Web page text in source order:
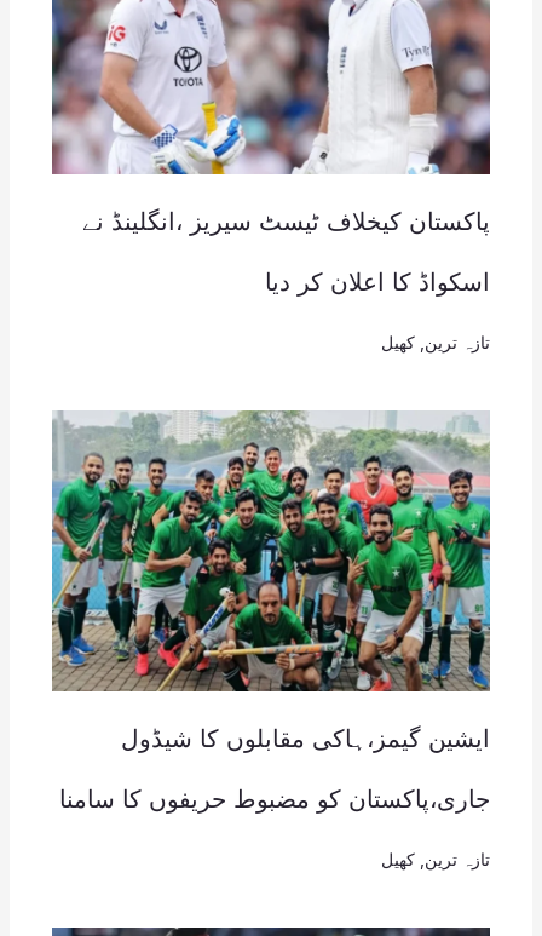
پاکستان کیخلاف ٹیسٹ سیریز ،انگلینڈ نے
اسکواڈ کا اعلان کر دیا
تازہ ترین کھیل
ایشین گیمز،ہاکی مقابلوں کا شیڈول
جاری،پاکستان کو مضبوط حریفوں کا سامنا
تازہ ترین کھیل